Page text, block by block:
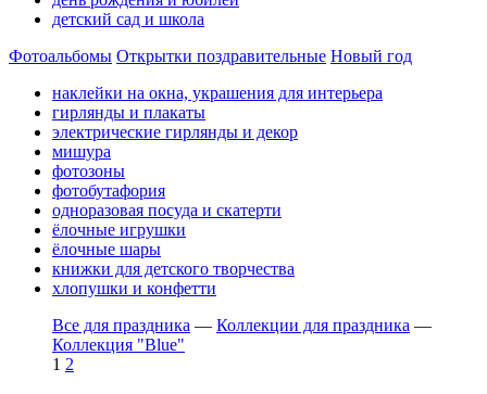
детский сад и школа
Фотоальбомы Открытки поздравительные Новый год
наклейки на окна, украшения для интерьера
гирлянды и плакаты
электрические гирлянды и декор
мишура
фотозоны
фотобутафория
одноразовая посуда и скатерти
ёлочные игрушки
ёлочные шары
книжки для детского творчества
хлопушки и конфетти
Все для праздника — Коллекции для праздника —
Коллекция "Blue"
1 2